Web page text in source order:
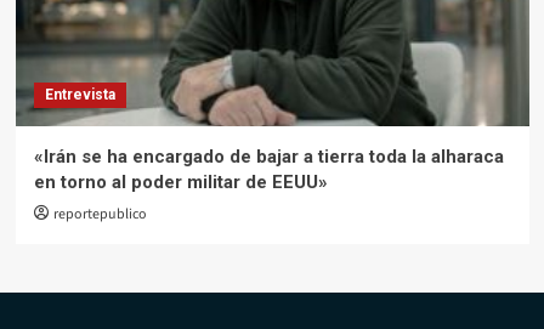
Entrevista
«Irán se ha encargado de bajar a tierra toda la alharaca
en torno al poder militar de EEUU»
reportepublico